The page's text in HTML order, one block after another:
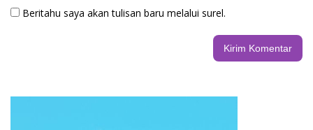
Beritahu saya akan tulisan baru melalui surel.